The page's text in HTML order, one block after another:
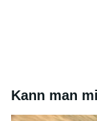
Kann man